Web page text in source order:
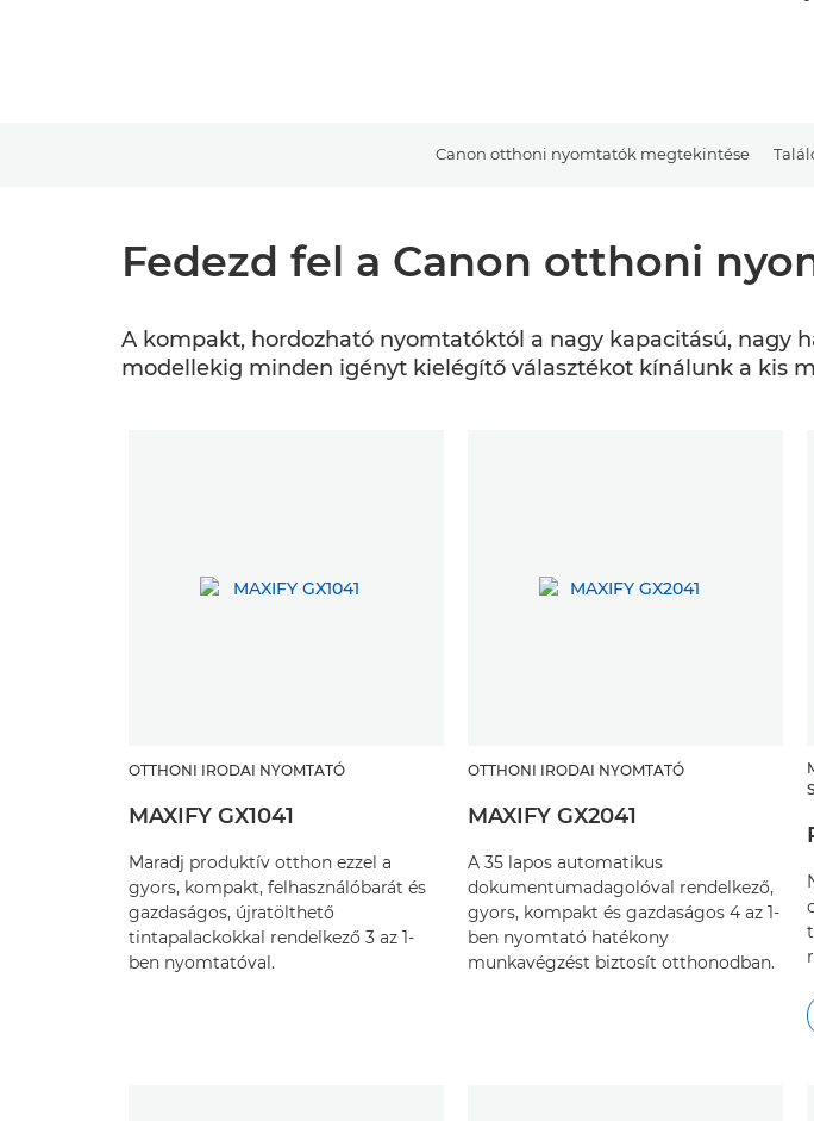
Canon otthoni nyomtatók megtekintése
Fedezd fel a Canon otthoni
A kompakt, hordozható nyomtatóktól a nagy kapacitású, nagy
modellekig minden igényt kielégítő választékot kínálunk a kis
OTTHONI IRODAI NYOMTATÓ
MAXIFY GX1041
Maradj produktív otthon ezzel a
gyors, kompakt, felhasználóbarát és
gazdaságos, újratölthető
tintapalackokkal rendelkező 3 az 1-
ben nyomtatóval.
OTTHONI IRODAI NYOMTATÓ
MAXIFY GX2041
A 35 lapos automatikus
dokumentumadagolóval rendelkező,
gyors, kompakt és gazdaságos 4 az 1-
ben nyomtató hatékony
munkavégzést biztosít otthonodban.